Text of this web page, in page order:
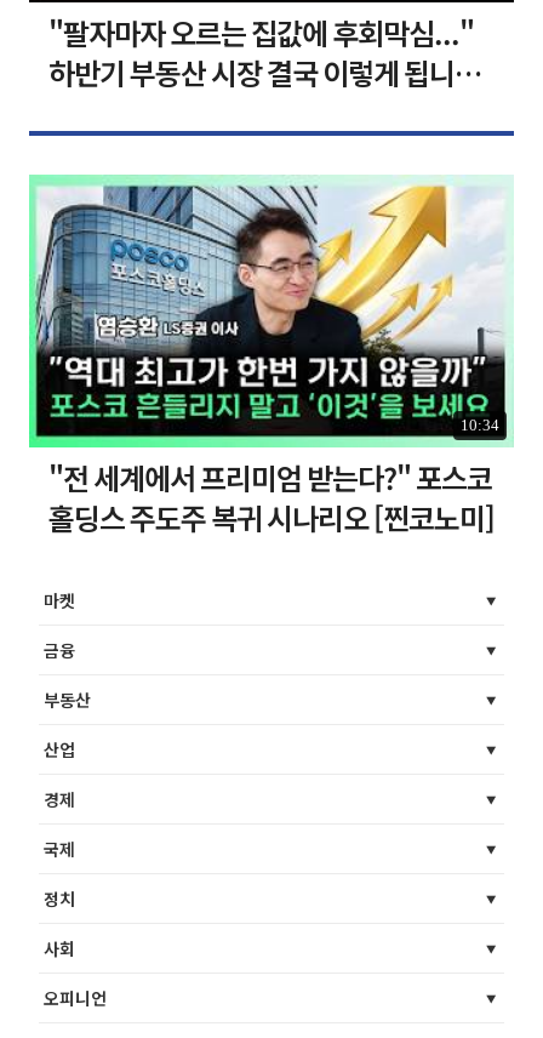
"팔자마자 오르는 집값에 후회막심..."
하반기 부동산 시장 결국 이렇게 됩니다 I
10:34
"전 세계에서 프리미엄 받는다?" 포스코
홀딩스 주도주 복귀 시나리오 [찐코노미]
마켓
금융
부동산
산업
경제
국제
정치
사회
오피니언